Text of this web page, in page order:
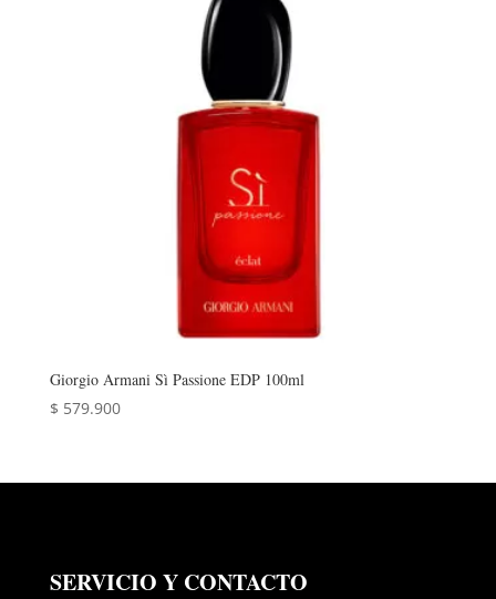
Giorgio Armani Sì Passione EDP 100ml
$ 579.900
SERVICIO Y CONTACTO